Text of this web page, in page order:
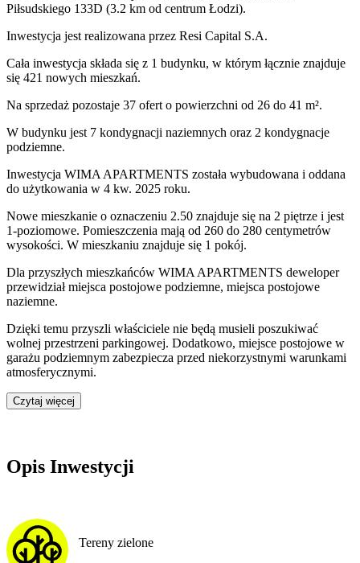
Piłsudskiego 133D (3.2 km od centrum Łodzi).
Inwestycja jest realizowana przez Resi Capital S.A.
Cała inwestycja składa się z 1 budynku, w którym łącznie znajduje
się 421 nowych mieszkań.
Na sprzedaż pozostaje 37 ofert o powierzchni od 26 do 41 m².
W budynku jest 7 kondygnacji naziemnych oraz 2 kondygnacje
podziemne.
Inwestycja WIMA APARTMENTS została wybudowana i oddana
do użytkowania w 4 kw. 2025 roku.
Nowe mieszkanie o oznaczeniu 2.50 znajduje się na 2 piętrze i jest
1-poziomowe. Pomieszczenia mają od 260 do 280 centymetrów
wysokości. W mieszkaniu znajduje się 1 pokój.
Dla przyszłych mieszkańców WIMA APARTMENTS deweloper
przewidziałmiejsca postojowe podziemne, miejsca postojowe
naziemne.
Dzięki temu przyszli właściciele nie będą musieli poszukiwać
wolnej przestrzeni parkingowej. Dodatkowo, miejsce postojowe w
garażu podziemnym zabezpiecza przed niekorzystnymi warunkami
atmosferycznymi.
Czytaj więcej
Opis Inwestycji
Tereny zielone